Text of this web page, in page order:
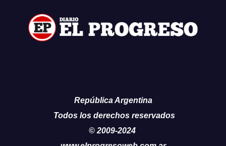
República Argentina
Todos los derechos reservados
© 2009-2024